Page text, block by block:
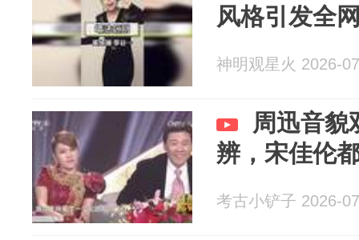
风格引发全
神明观星火 2026-
周迅音貌
辨，宋佳伦
考古小铲子 2026-